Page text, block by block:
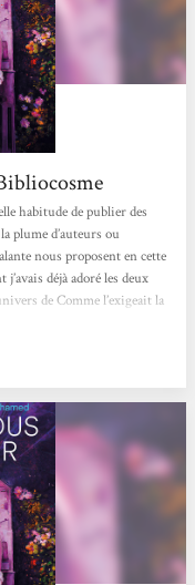
habitude de publier des
plume d’auteurs ou
nous proposent en cette
déjà adoré les deux
de Comme l’exigeait la
des personnages